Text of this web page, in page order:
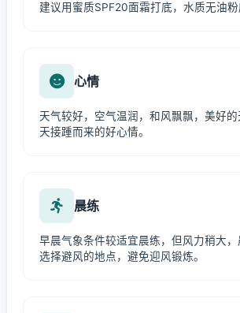
建议用蜜质SPF20面霜打底，水质无油粉
心情
天气较好，空气温润，和风飘飘，美好
天接踵而来的好心情。
晨练
早晨气象条件较适宜晨练，但风力稍大
选择避风的地点，避免迎风锻炼。